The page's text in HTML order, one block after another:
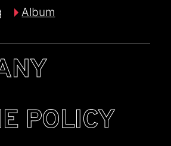
Album
POLICY